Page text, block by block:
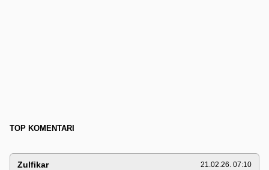
TOP KOMENTARI
Zulfikar 21.02.26. 07:10